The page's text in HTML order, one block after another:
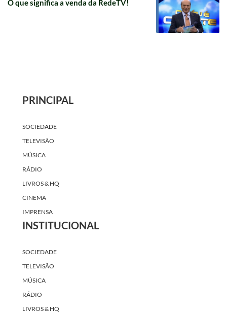
O que significa a venda da RedeTV!
PRINCIPAL
SOCIEDADE
TELEVISÃO
MÚSICA
RÁDIO
LIVROS & HQ
CINEMA
IMPRENSA
INSTITUCIONAL
SOCIEDADE
TELEVISÃO
MÚSICA
RÁDIO
LIVROS & HQ